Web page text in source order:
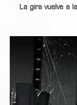
La gira vuelve a